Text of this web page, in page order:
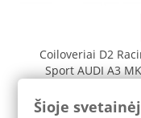
Coiloveriai D2
Sport AUDI A3
55mm 04-12
971,40 €
Šioje